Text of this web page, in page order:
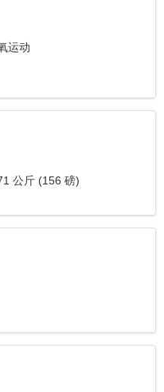
运动
公斤 (156 磅)